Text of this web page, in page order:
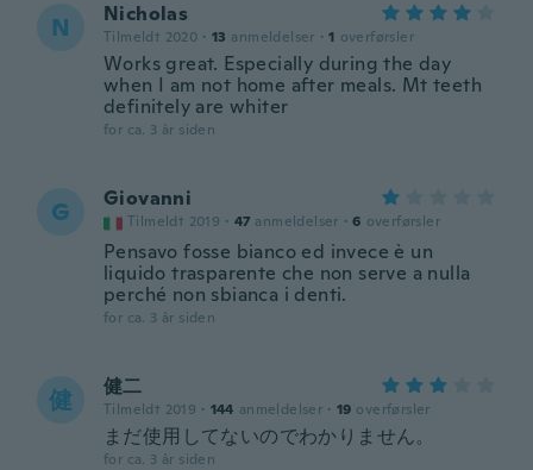
N Nicholas
Tilmeldt 2020 · 13 anmeldelser · 1 overførsler
Works great. Especially during the day
when I am not home after meals. Mt teeth
definitely are whiter
for ca. 3 år siden
G Giovanni
Tilmeldt 2019 · 47 anmeldelser · 6 overførsler
Pensavo fosse bianco ed invece è un
liquido trasparente che non serve a nulla
perché non sbianca i denti.
for ca. 3 år siden
健 健二
Tilmeldt 2019 · 144 anmeldelser · 19 overførsler
まだ使用してないのでわかりません。
for ca. 3 år siden